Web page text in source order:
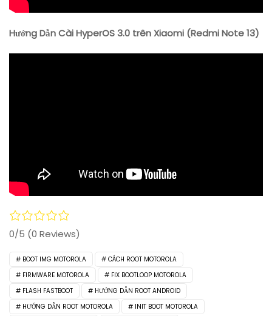
Hướng Dẫn Cài HyperOS 3.0 trên Xiaomi (Redmi Note 13)
0/5 (0 Reviews)
BOOT IMG MOTOROLA
CÁCH ROOT MOTOROLA
FIRMWARE MOTOROLA
FIX BOOTLOOP MOTOROLA
FLASH FASTBOOT
HƯỚNG DẪN ROOT ANDROID
HƯỚNG DẪN ROOT MOTOROLA
INIT BOOT MOTOROLA